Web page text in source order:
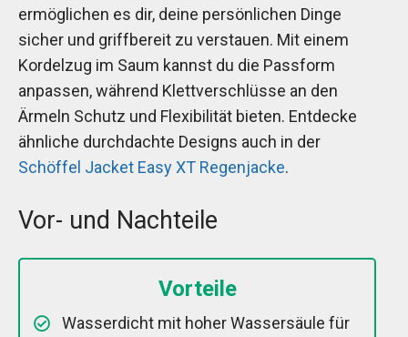
ermöglichen es dir, deine persönlichen Dinge
sicher und griffbereit zu verstauen. Mit einem
Kordelzug im Saum kannst du die Passform
anpassen, während Klettverschlüsse an den
Ärmeln Schutz und Flexibilität bieten. Entdecke
ähnliche durchdachte Designs auch in der
Schöffel Jacket Easy XT Regenjacke.
Vor- und Nachteile
Vorteile
Wasserdicht mit hoher Wassersäule für